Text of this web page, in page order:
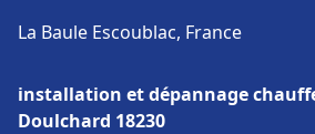
La Baule Escoublac, France
installation et dépannage
Doulchard 18230